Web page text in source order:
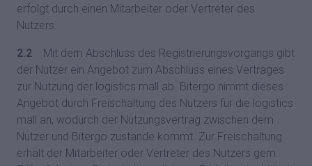
erfolgt durch einen Mitarbeiter oder Vertreter des
Nutzers.
2.2 Mit dem Abschluss des Registrierungsvorgangs gibt
der Nutzer ein Angebot zum Abschluss eines Vertrages
zur Nutzung der logistics mall ab. Bitergo nimmt dieses
Angebot durch Freischaltung des Nutzers für die logistics
mall an, wodurch der Nutzungsvertrag zwischen dem
Nutzer und Bitergo zustande kommt. Zur Freischaltung
erhält der Mitarbeiter oder Vertreter des Nutzers gem.